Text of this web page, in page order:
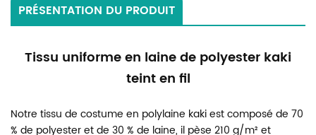
PRÉSENTATION DU PRODUIT
Tissu uniforme en laine de polyester kaki
teint en fil
Notre tissu de costume en polylaine kaki est composé de 70
% de polyester et de 30 % de laine, il pèse 210 g/m² et